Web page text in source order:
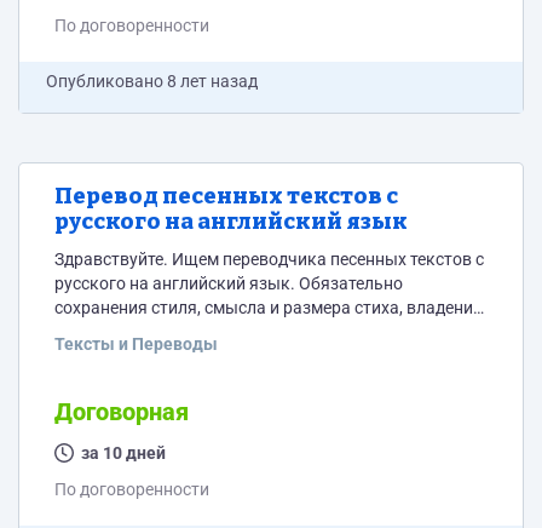
По договоренности
Опубликовано8 лет назад
Перевод песенных текстов с
русского на английский язык
Здравствуйте. Ищем переводчика песенных текстов с
русского на английский язык. Обязательно
сохранения стиля, смысла и размера стиха, владение
вашей работы. В общей сложности - 10 текстов.
Тексты и Переводы
Договорная
за 10 дней
По договоренности